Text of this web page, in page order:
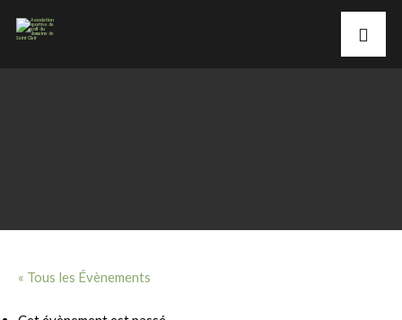
« Tous les Évènements